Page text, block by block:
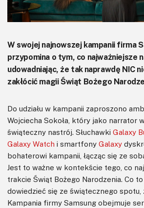
Archiwum
Do pobrania
W swojej najnowszej kampanii firma
przypomina o tym, co najważniejsze
udowadniając, że tak naprawdę NIC
zakłócić magii Świąt Bożego
Do udziału w kampanii zaproszono
Wojciecha Sokoła, który jako narrator
świąteczny nastrój. Słuchawki Galaxy
Galaxy Watch i smartfony Galaxy
bohaterowi kampanii, łącząc się ze
Jest to ważne w kontekście tego, co
trakcie Świąt Bożego Narodzenia. Co
dowiedzieć się ze świątecznego spotu,
Kampania firmy Samsung obejmuje